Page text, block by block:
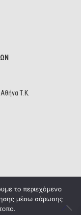
Τ.Κ.
το περιεχόμενο
μέσω σάρωσης